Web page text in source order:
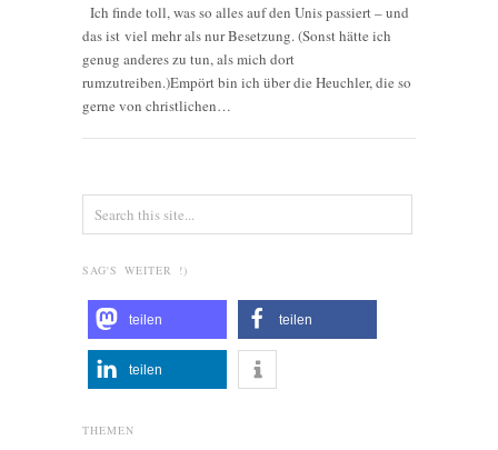
Ich finde toll, was so alles auf den Unis passiert – und
das ist viel mehr als nur Besetzung. (Sonst hätte ich
genug anderes zu tun, als mich dort
rumzutreiben.)Empört bin ich über die Heuchler, die so
gerne von christlichen…
SAG'S WEITER !)
teilen teilen
teilen
THEMEN